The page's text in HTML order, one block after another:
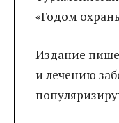
«Годом
Издание
и лечению